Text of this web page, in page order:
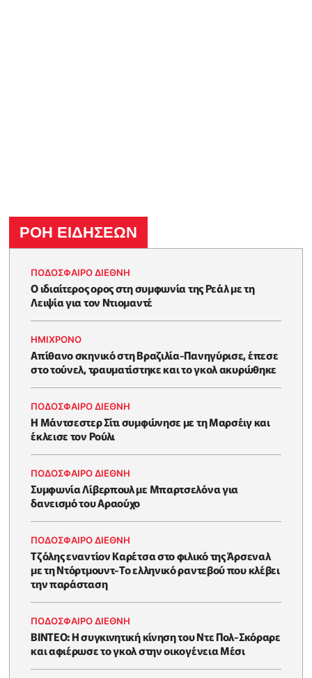
ΡΟΗ ΕΙΔΗΣΕΩΝ
ΠΟΔΟΣΦΑΙΡΟ ΔΙΕΘΝΗ
Ο ιδιαίτερος ορος στη συμφωνία της Ρεάλ με τη
Λειψία για τον Ντιομαντέ
HΜΊΧΡΟΝΟ
Απίθανο σκηνικό στη Βραζιλία-Πανηγύρισε, έπεσε
στο τούνελ, τραυματίστηκε και το γκολ ακυρώθηκε
ΠΟΔΟΣΦΑΙΡΟ ΔΙΕΘΝΗ
Η Μάντσεστερ Σίτι συμφώνησε με τη Μαρσέιγ και
έκλεισε τον Ρούλι
ΠΟΔΟΣΦΑΙΡΟ ΔΙΕΘΝΗ
Συμφωνία Λίβερπουλ με Μπαρτσελόνα για
δανεισμό του Αραούχο
ΠΟΔΟΣΦΑΙΡΟ ΔΙΕΘΝΗ
Τζόλης εναντίον Καρέτσα στο φιλικό της Άρσεναλ
με τη Ντόρτμουντ-Το ελληνικό ραντεβού που κλέβει
την παράσταση
ΠΟΔΟΣΦΑΙΡΟ ΔΙΕΘΝΗ
ΒΙΝΤΕΟ: Η συγκινητική κίνηση του Ντε Πολ-Σκόραρε
και αφιέρωσε το γκολ στην οικογένεια Μέσι